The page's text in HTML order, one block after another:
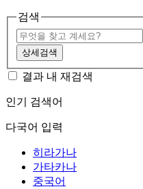
검색
상세검색
결과 내 재검색
인기 검색어
다국어 입력
히라가나
가타카나
중국어